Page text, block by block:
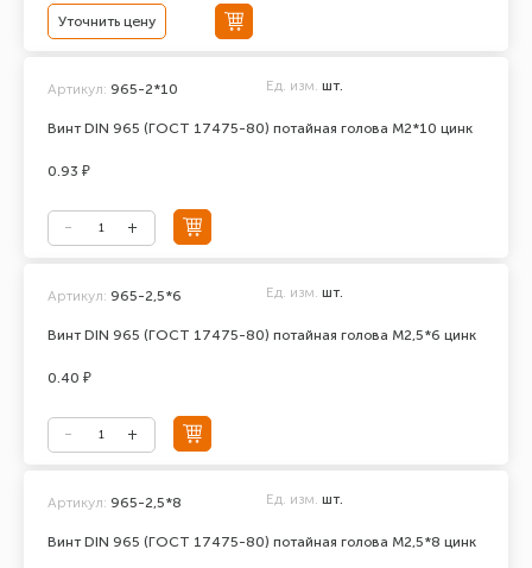
Уточнить цену
Винт DIN 965 (ГОСТ 17475-80) потайная голова М2*10 цинк
Артикул: 965-2*10 Ед. изм. шт.
0.93 ₽
Винт DIN 965 (ГОСТ 17475-80) потайная голова М2,5*6 цинк
Артикул: 965-2,5*6 Ед. изм. шт.
0.40 ₽
Винт DIN 965 (ГОСТ 17475-80) потайная голова М2,5*8 цинк
Артикул: 965-2,5*8 Ед. изм. шт.